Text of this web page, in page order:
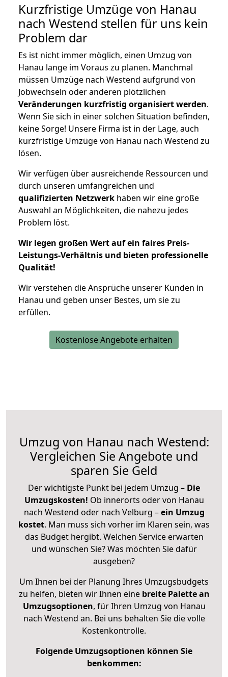
Kurzfristige Umzüge von Hanau
nach Westend stellen für uns kein
Problem dar
Es ist nicht immer möglich, einen Umzug von
Hanau lange im Voraus zu planen. Manchmal
müssen Umzüge nach Westend aufgrund von
Jobwechseln oder anderen plötzlichen
Veränderungen kurzfristig organisiert werden.
Wenn Sie sich in einer solchen Situation befinden,
keine Sorge! Unsere Firma ist in der Lage, auch
kurzfristige Umzüge von Hanau nach Westend zu
lösen.
Wir verfügen über ausreichende Ressourcen und
durch unseren umfangreichen und
qualifizierten Netzwerk haben wir eine große
Auswahl an Möglichkeiten, die nahezu jedes
Problem löst.
Wir legen großen Wert auf ein faires Preis-
Leistungs-Verhältnis und bieten professionelle
Qualität!
Wir verstehen die Ansprüche unserer Kunden in
Hanau und geben unser Bestes, um sie zu
erfüllen.
Kostenlose Angebote erhalten
Umzug von Hanau nach Westend:
Vergleichen Sie Angebote und
sparen Sie Geld
Der wichtigste Punkt bei jedem Umzug – Die
Umzugskosten! Ob innerorts oder von Hanau
nach Westend oder nach Velburg –ein Umzug
kostet. Man muss sich vorher im Klaren sein, was
das Budget hergibt. Welchen Service erwarten
und wünschen Sie? Was möchten Sie dafür
ausgeben?
Um Ihnen bei der Planung Ihres Umzugsbudgets
zu helfen, bieten wir Ihnen eine breite Palette an
Umzugsoptionen, für Ihren Umzug von Hanau
nach Westend an. Bei uns behalten Sie die volle
Kostenkontrolle.
Folgende Umzugsoptionen können Sie
benkommen: